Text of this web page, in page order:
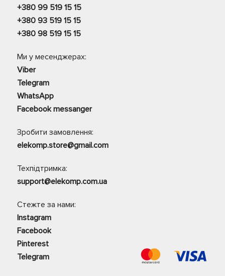
+380 99 519 15 15
+380 93 519 15 15
+380 98 519 15 15
Ми у месенджерах:
Viber
Telegram
WhatsApp
Facebook messanger
Зробити замовлення:
elekomp.store@gmail.com
Техпідтримка:
support@elekomp.com.ua
Стежте за нами:
Instagram
Facebook
Pinterest
Telegram